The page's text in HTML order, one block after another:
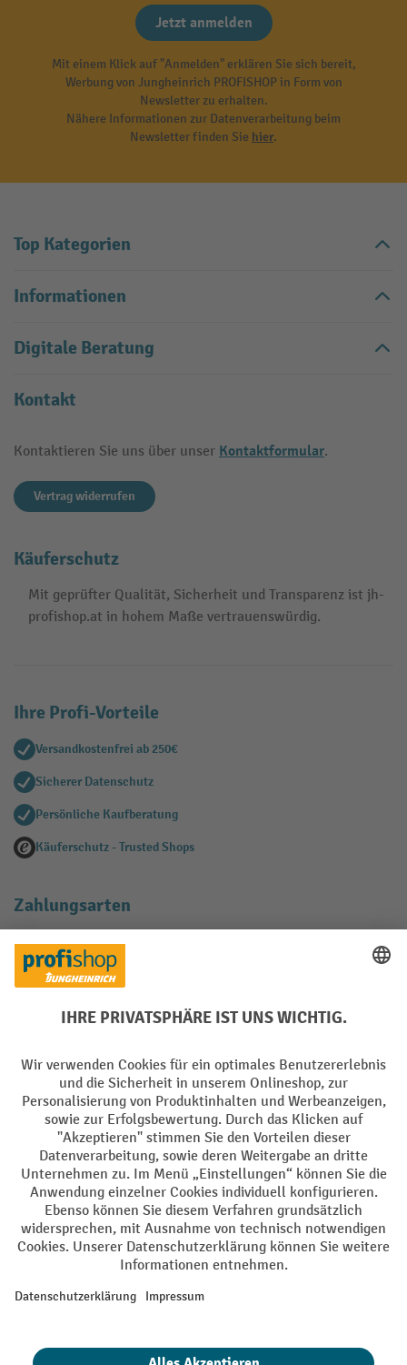
Jetzt anmelden
Mit einem Klick auf "Anmelden" erklären Sie sich bereit,
Werbung von Jungheinrich PROFISHOP in Form von
Newsletter zu erhalten.
Nähere Informationen zur Datenverarbeitung beim
Newsletter finden Sie hier.
Top Kategorien
Informationen
Digitale Beratung
Kontakt
Kontaktieren Sie uns über unser Kontaktformular.
Vertrag widerrufen
Käuferschutz
Mit geprüfter Qualität, Sicherheit und Transparenz ist jh-
profishop.at in hohem Maße vertrauenswürdig.
Ihre Profi-Vorteile
Versandkostenfrei ab 250€
Sicherer Datenschutz
Persönliche Kaufberatung
Käuferschutz - Trusted Shops
Zahlungsarten
Creditcard (Master)
Facebook
YouTube
LinkedIn
Instagram
AGB Impressum Datenschutz
Barrierefreiheit Privacy Settings
Alle Preise exkl. gesetzl. Mehrwertsteuer zzgl.Versandkosten und ggf.
Nachnahmegebühren, wenn nicht anders angegeben.
¹ Der Rabatt gilt so lange der Vorrat reicht. Der Rabatt gilt nicht auf
Erstregistrierung für den Newsletter gewährt. Der Gutschein ist 10